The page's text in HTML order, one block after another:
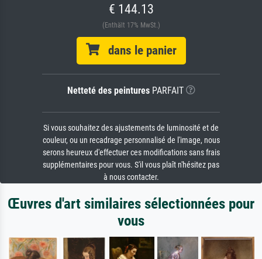
€ 144.13
(Enthält 17% MwSt.)
dans le panier
Netteté des peinturesPARFAIT
Si vous souhaitez des ajustements de luminosité et de
couleur, ou un recadrage personnalisé de l'image, nous
serons heureux d'effectuer ces modifications sans frais
supplémentaires pour vous. S'il vous plaît n'hésitez pas
à nous contacter.
Œuvres d'art similaires sélectionnées pour
vous